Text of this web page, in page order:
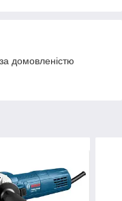
домовленістю